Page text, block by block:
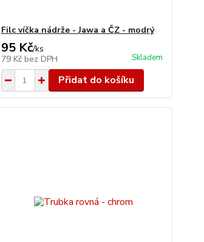
Filc víčka nádrže - Jawa a ČZ - modrý
95 Kč/ks
79 Kč bez DPH Skladem
Přidat do košíku